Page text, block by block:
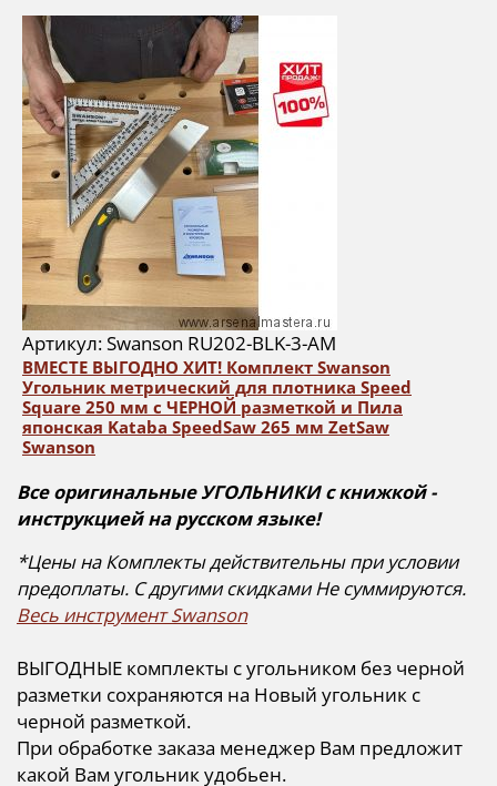
Артикул: Swanson RU202-BLK-3-AM
ВМЕСТЕ ВЫГОДНО ХИТ! Комплект Swanson
Угольник метрический для плотника Speed
Square 250 мм с ЧЕРНОЙ разметкой и Пила
японская Kataba SpeedSaw 265 мм ZetSaw
Swanson
Все оригинальные УГОЛЬНИКИ с книжкой -
инструкцией на русском языке!
*Цены на Комплекты действительны при условии
предоплаты. С другими скидками Не суммируются.
Весь инструмент Swanson
ВЫГОДНЫЕ комплекты с угольником без черной
разметки сохраняются на Новый угольник с
черной разметкой.
При обработке заказа менеджер Вам предложит
какой Вам угольник удобьен.